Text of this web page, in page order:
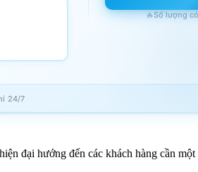
🔥Số lượng
24/7
đại hướng đến các khách hàng cần một